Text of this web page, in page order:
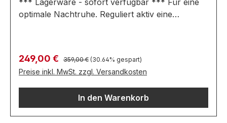
*** Lagerware - sofort verfügbar *** Für eine
optimale Nachtruhe. Reguliert aktiv eine
Ausführung: verfügt über einen aktiven
Temperatur-Regulierungs-Effekt Füllgewicht
560g Atmungsaktiv und aktiv
feuchtigkeitsregulierend Waschbar bis 60°C
Verkaufspreis:
249,00 € Regulärer Preis:
359,00 € (30.64% gespart)
Preise inkl. MwSt. zzgl. Versandkosten
In den Warenkorb